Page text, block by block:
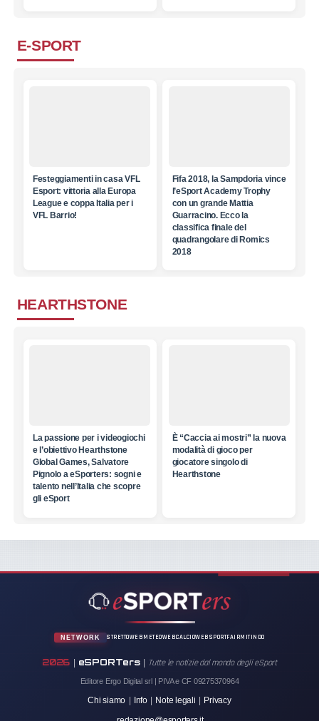
E-SPORT
Festeggiamenti in casa VFL
Esport: vittoria alla Europa
League e coppa Italia per i
VFL Barrio!
Fifa 2018, la Sampdoria vince
l’eSport Academy Trophy
con un grande Mattia
Guarracino. Ecco la
classifica finale del
quadrangolare di Romics
2018
HEARTHSTONE
La passione per i videogiochi
e l’obiettivo Hearthstone
Global Games, Salvatore
Pignolo a eSporters: sogni e
talento nell’Italia che scopre
gli eSport
È “Caccia ai mostri” la nuova
modalità di gioco per
giocatore singolo di
Hearthstone
NETWORK STRETTOWEBMETEOWEBCALCIOWEBSPORTFAIRMITINDO
2026 | eSPORTers | Tutte le notizie dal mondo degli eSport
Editore Ergo Digital srl | PIVA e CF 09275370964
Chi siamo Info Note legali
Privacy